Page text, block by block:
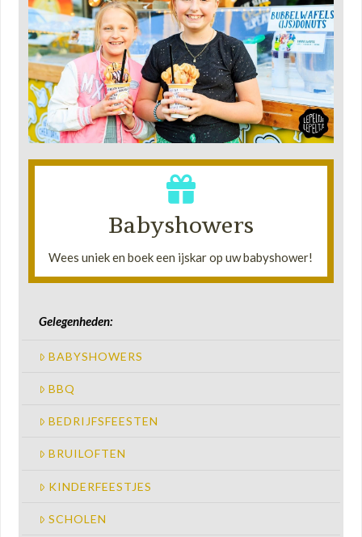
Babyshowers
Wees uniek en boek een ijskar op uw babyshower!
•
Wij gebruiken toepasselijke toppings in de kleuren
roze en blauw zodat het helemaal in uw thema te
past. Ook zullen wij de kar versieren met de juiste
kleur ballonnen!
Lees verder!
Gelegenheden:
BABYSHOWERS
BBQ
BEDRIJFSFEESTEN
BRUILOFTEN
KINDERFEESTJES
SCHOLEN